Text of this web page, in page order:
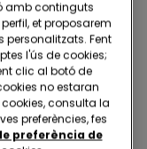
amb continguts
et proposarem
Fent
l'ús de cookies;
clic al botó de
no estaran
consulta la
preferències, fes
preferència de